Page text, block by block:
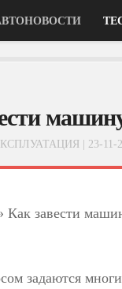
| 23-11-
Как завести
задаются